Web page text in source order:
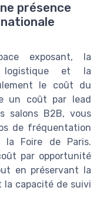
présence
exposant, la
logistique et la
le coût du
un coût par lead
salons B2B, vous
de fréquentation
Foire de Paris.
par opportunité
en préservant la
la capacité de suivi